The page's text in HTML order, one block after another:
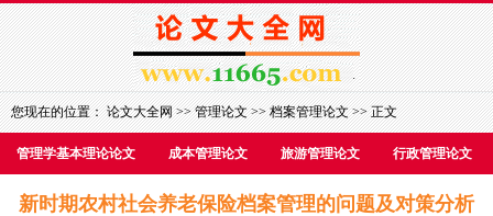
您现在的位置：论文大全网>>管理论文>>档案管理论文>> 正文
管理学基本理论论文 成本管理论文 旅游管理论文 行政管理论文
新时期农村社会养老保险档案管理的问题及对策分析